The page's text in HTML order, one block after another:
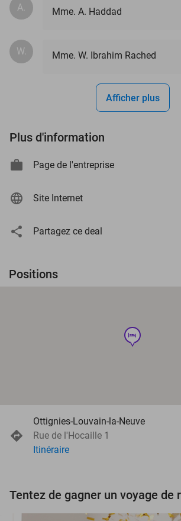
A. Mme. A. Haddad
W. Mme. W. Ibrahim Rached
Afficher plus
Plus d'information
Page de l'entreprise
Site Internet
Partagez ce deal
Positions
hotel
Ottignies-Louvain-la-Neuve
Rue de l'Hocaille 1
Itinéraire